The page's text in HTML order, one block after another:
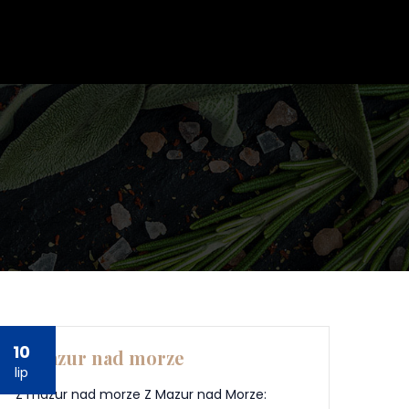
10
lip
Z mazur nad morze
Z mazur nad morze Z Mazur nad Morze: